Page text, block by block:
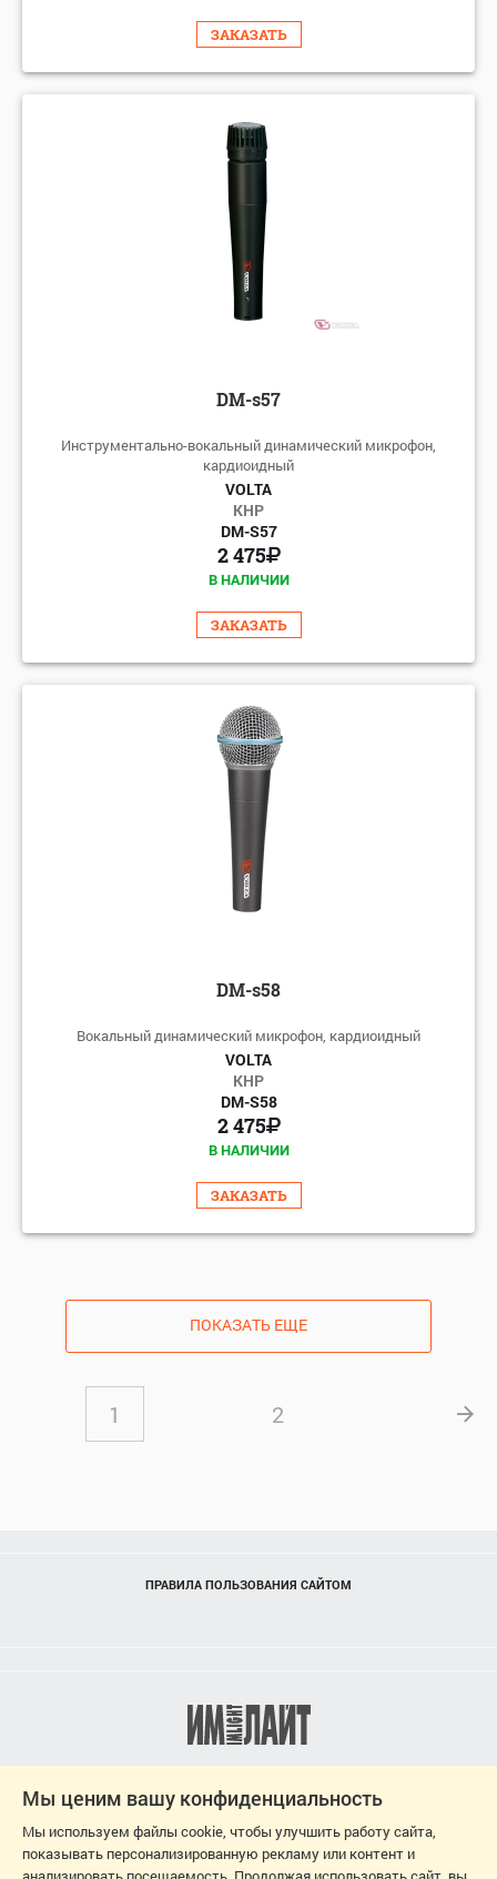
ЗАКАЗАТЬ
DM-s57
Инструментально-вокальный динамический микрофон,
кардиоидный
VOLTA
КНР
DM-S57
2 475
В НАЛИЧИИ
ЗАКАЗАТЬ
DM-s58
Вокальный динамический микрофон, кардиоидный
VOLTA
КНР
DM-S58
2 475
В НАЛИЧИИ
ЗАКАЗАТЬ
ПОКАЗАТЬ ЕЩЕ
1 2
ПРАВИЛА ПОЛЬЗОВАНИЯ САЙТОМ
Мы ценим вашу конфиденциальность
Мы используем файлы cookie, чтобы улучшить работу сайта,
показывать персонализированную рекламу или контент и